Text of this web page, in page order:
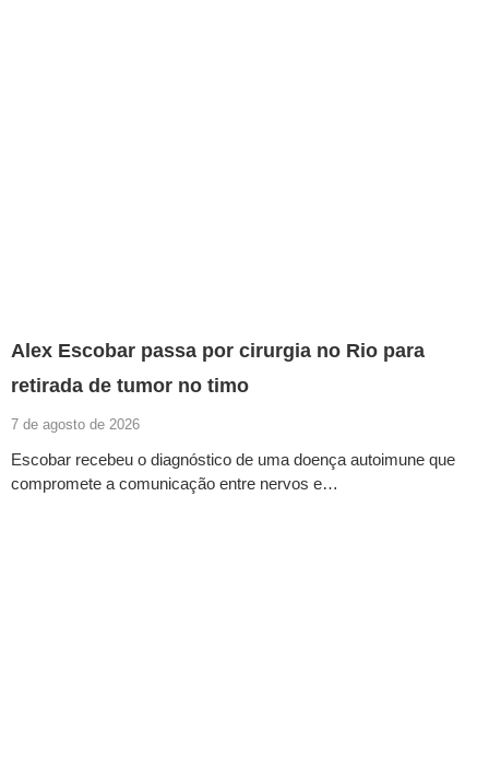
Alex Escobar passa por cirurgia no Rio para
retirada de tumor no timo
7 de agosto de 2026
Escobar recebeu o diagnóstico de uma doença autoimune que
compromete a comunicação entre nervos e…